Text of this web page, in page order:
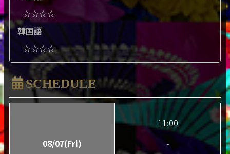
☆☆☆☆
韓国語
☆☆☆☆
SCHEDULE
08/07(Fri)
11:00
-